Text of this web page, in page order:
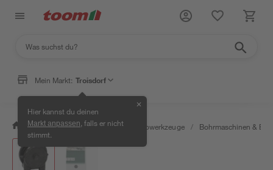
Mein Markt: Troisdorf
Hier kannst du deinen
Markt anpassen , falls er nicht
stimmt.
✕
/ Werkstatt & Maschinen / Elektrowerkzeuge / Bohrmaschinen &